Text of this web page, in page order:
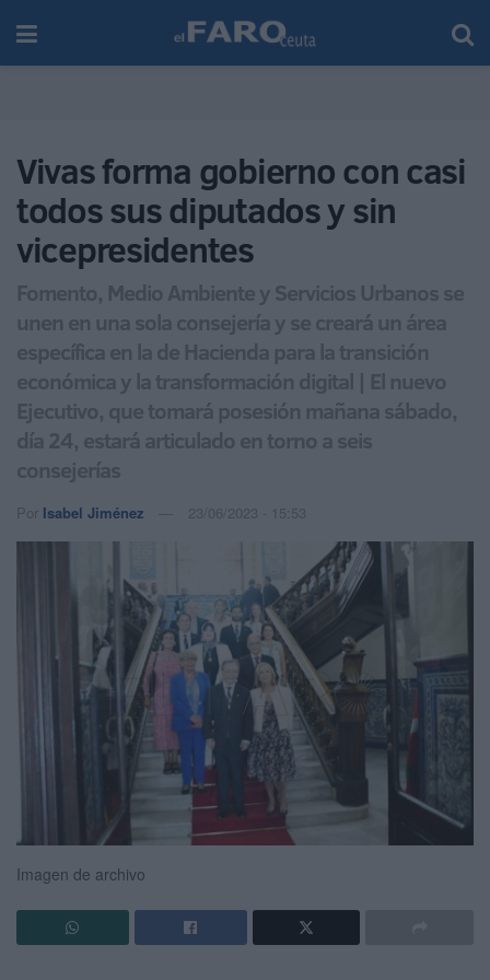
Vivas forma gobierno con casi
todos sus diputados y sin
vicepresidentes
Fomento, Medio Ambiente y Servicios Urbanos se
unen en una sola consejería y se creará un área
específica en la de Hacienda para la transición
económica y la transformación digital | El nuevo
Ejecutivo, que tomará posesión mañana sábado,
día 24, estará articulado en torno a seis
consejerías
Por Isabel Jiménez 23/06/2023 - 15:53
Imagen de archivo